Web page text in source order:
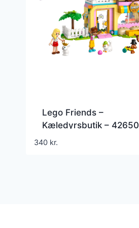
Lego Friends –
Kæledyrsbutik – 42650
340 kr.